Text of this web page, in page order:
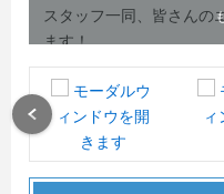
スタッフ一同、皆さんの
ます！